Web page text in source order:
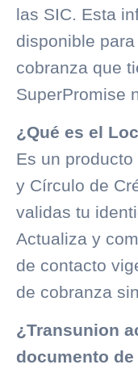
las SIC. Esta
disponible
cobranza que
SuperPromise
¿Qué es el
Es un
y Círculo de
validas tu
Actualiza y
de contacto
de cobranza
¿Transunion
documento